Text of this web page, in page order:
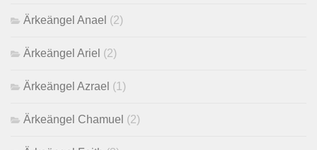
Ärkeängel Anael (2)
Ärkeängel Ariel (2)
Ärkeängel Azrael (1)
Ärkeängel Chamuel (2)